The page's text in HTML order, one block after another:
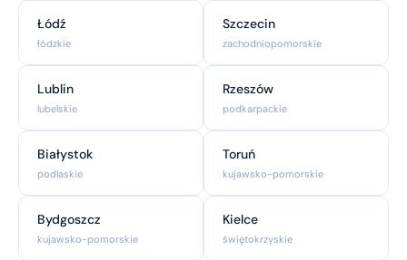
Łódź
łódzkie
Szczecin
zachodniopomorskie
Lublin
lubelskie
Rzeszów
podkarpackie
Białystok
podlaskie
Toruń
kujawsko-pomorskie
Bydgoszcz
kujawsko-pomorskie
Kielce
świętokrzyskie